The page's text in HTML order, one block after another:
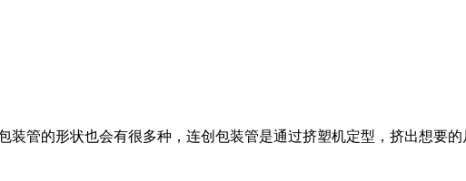
管的形状也会有很多种，连创包装管是通过挤塑机定型，挤出想要